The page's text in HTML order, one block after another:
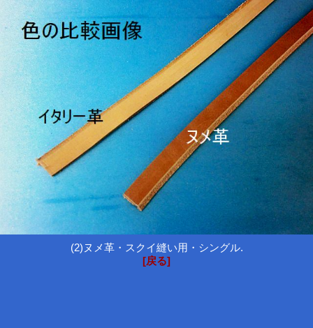
(2)ヌメ革・スクイ縫い用・シングル.
[戻る]